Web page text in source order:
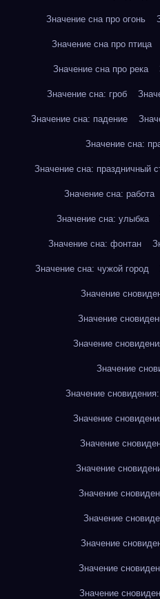
Значение сна про огонь
Значение сна про птица
Значение сна про река
Значение сна: гроб
Значение сна: падение
Значение сна:
Значение сна: праздничный
Значение сна: работа
Значение сна: улыбка
Значение сна: фонтан
Значение сна: чужой город
Значение
Значение
Значение
Значение
Значение
Значение
Значение
Значение
Значение
Значение
Значение
Значение
Значение